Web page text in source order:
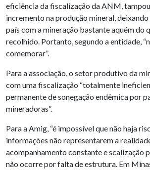
eficiência da fiscalização da ANM,
incremento na produção mineral,
país com a mineração bastante aquém do
recolhido. Portanto, segundo a entidade,
comemorar”.
Para a associação, o setor produtivo da
com uma fiscalização “totalmente
permanente de sonegação endêmica por
mineradoras”.
Para a Amig, “é impossível que não haja
informações não representarem a
acompanhamento constante e scalização
não ocorre por falta de estrutura. Em